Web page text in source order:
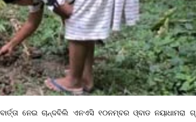
ନେଇ ଚାନ୍ଦବିଲି ଏନଏସି ୧୦ନମ୍ବର ଓ୍ବାଡ ନୟାଧାମରା